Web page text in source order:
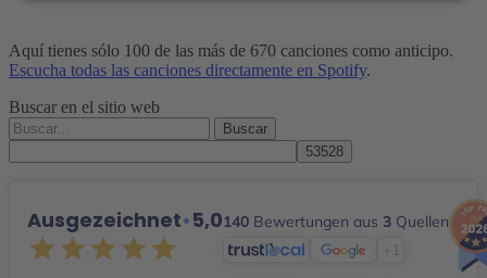
Aquí tienes sólo 100 de las más de 670 canciones como anticipo.
Escucha todas las canciones directamente en Spotify.
Buscar en el sitio web
Buscar
por:
Ausgezeichnet•5,0140 Bewertungen aus 3 Quellen
+1